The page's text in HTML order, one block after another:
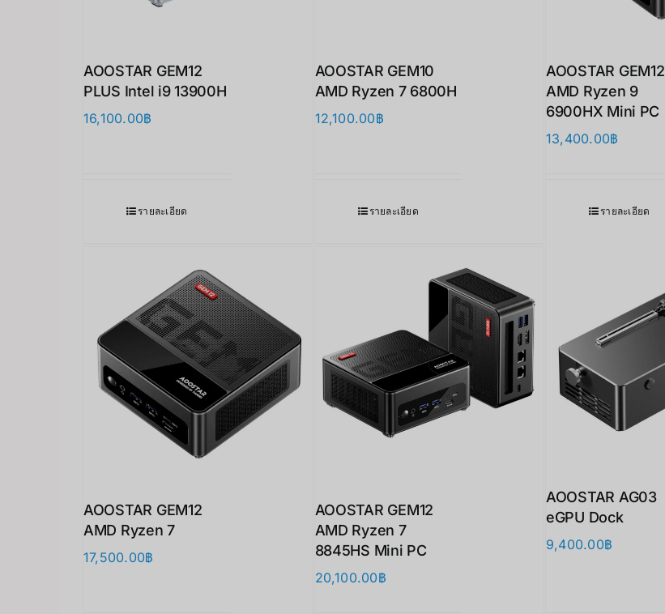
AOOSTAR GEM12
PLUS Intel i9 13900H
16,100.00฿
รายละเอียด
AOOSTAR GEM10
AMD Ryzen 7 6800H
12,100.00฿
รายละเอียด
AOOSTAR GEM12
AMD Ryzen 9
6900HX Mini PC
13,400.00฿
รายละเอียด
AOOSTAR GEM12
AMD Ryzen 7
17,500.00฿
AOOSTAR GEM12
AMD Ryzen 7
8845HS Mini PC
20,100.00฿
AOOSTAR AG03
eGPU Dock
9,400.00฿